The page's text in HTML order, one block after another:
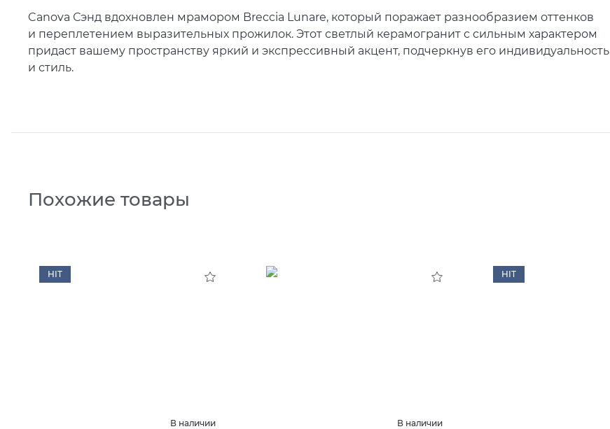
Canova Сэнд вдохновлен мрамором Breccia Lunare, который поражает разнообразием оттенков
и переплетением выразительных прожилок. Этот светлый керамогранит с сильным характером
придаст вашему пространству яркий и экспрессивный акцент, подчеркнув его индивидуальность
и стиль.
Похожие товары
HIT
В наличии В наличии
HIT